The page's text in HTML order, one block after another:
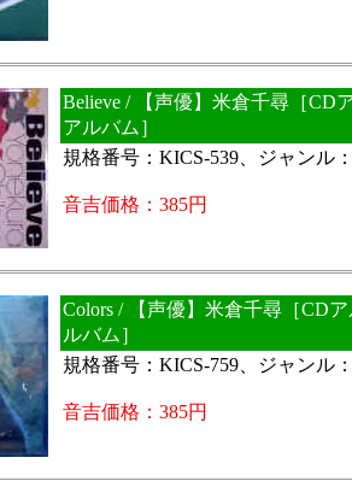
Believe / 【声優】米倉千尋［CD
アルバム］
規格番号：KICS-539、ジャンル
音吉価格：385円
Colors / 【声優】米倉千尋［CD
ルバム］
規格番号：KICS-759、ジャンル
音吉価格：385円